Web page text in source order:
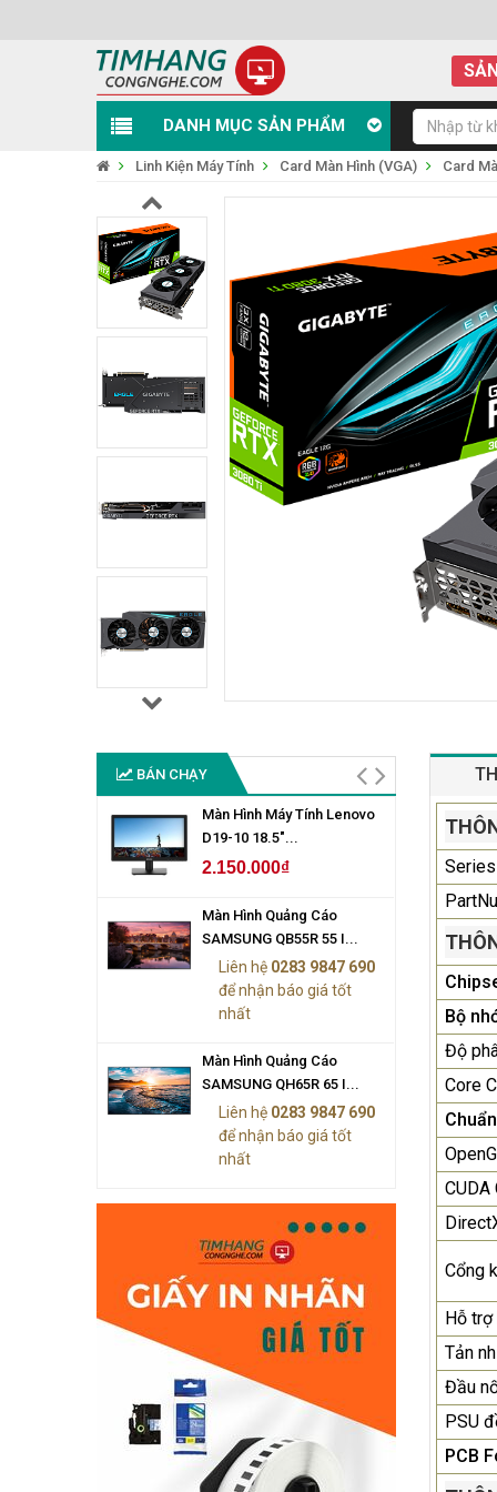
DANH MỤC SẢN PHẨM
Linh Kiện Máy Tính Card Màn Hình (VGA) Card
BÁN CHẠY
Màn Hình Máy Tính Lenovo
D19-10 18.5"...
2.150.000₫
Màn Hình Quảng Cáo
SAMSUNG QB55R 55 I...
Liên hệ 0283 9847 690
để nhận báo giá tốt
nhất
Màn Hình Quảng Cáo
SAMSUNG QH65R 65 I...
Liên hệ 0283 9847 690
để nhận báo giá tốt
nhất
Series
Bộ
Độ
Core
CUDA
Cổng
Hỗ trợ
Tản
Đầu
PSU
PCB